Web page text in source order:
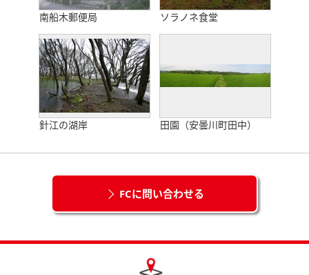
南船木郵便局 ソラノネ食堂
針江の湖岸 田園（安曇川町田中）
FCに問い合わせる